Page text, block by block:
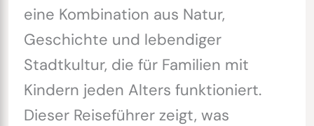
eine Kombination aus Natur,
Geschichte und lebendiger
Stadtkultur, die für Familien mit
Kindern jeden Alters funktioniert.
Dieser Reiseführer zeigt, was